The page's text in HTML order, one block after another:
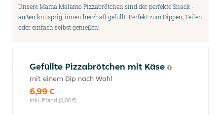
Unsere Mama Malamo Pizzabrötchen sind der perfekte Snack -
außen knusprig, innen herzhaft gefüllt. Perfekt zum Dippen, Teilen
oder einfach selbst genießen!
Gefüllte Pizzabrötchen mit Käse
mit einem Dip nach Wahl
6,99 €
inkl. Pfand (0,00 €)